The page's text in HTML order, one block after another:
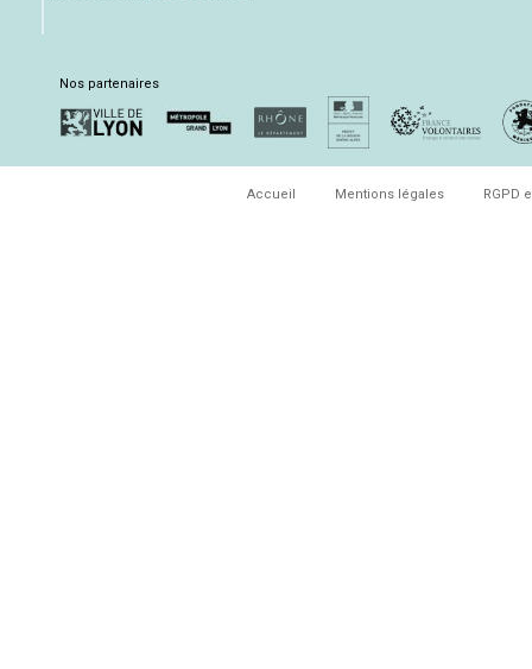
Nos partenaires
Accueil Mentions légales RGPD